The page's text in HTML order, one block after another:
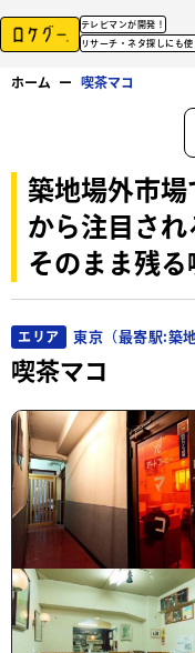
テレビマンが開発！
リサーチ・ネタ探しにも
ホーム ー 喫茶マコ
築地場外市
から注目さ
そのまま残る
エリア 東京（最寄駅:築地
喫茶マコ